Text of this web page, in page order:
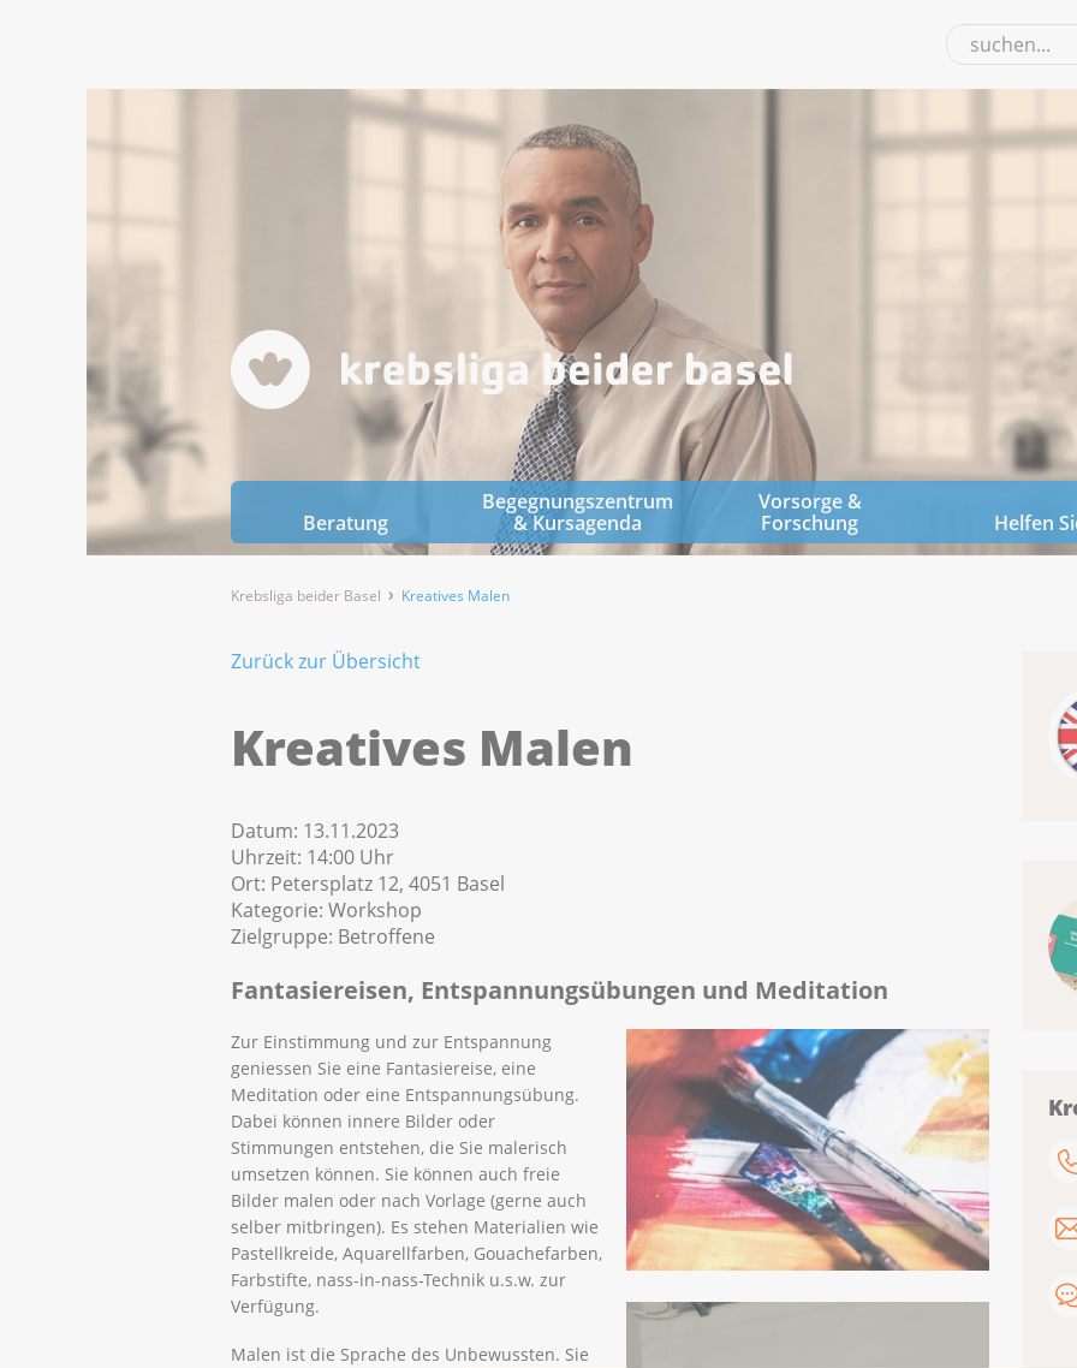
Beratung
Begegnungszentrum
& Kursagenda
Vorsorge &
Forschung
Helfen
Krebsliga beider Basel Kreatives Malen
Zurück zur Übersicht
Kreatives Malen
Datum: 13.11.2023
Uhrzeit: 14:00 Uhr
Ort: Petersplatz 12, 4051 Basel
Kategorie: Workshop
Zielgruppe: Betroffene
Fantasiereisen, Entspannungsübungen und Meditation
Zur Einstimmung und zur Entspannung
geniessen Sie eine Fantasiereise, eine
Meditation oder eine Entspannungsübung.
Dabei können innere Bilder oder
Stimmungen entstehen, die Sie malerisch
umsetzen können. Sie können auch freie
Bilder malen oder nach Vorlage (gerne auch
selber mitbringen). Es stehen Materialien wie
Pastellkreide, Aquarellfarben, Gouachefarben,
Farbstifte, nass-in-nass-Technik u.s.w. zur
Verfügung.
Malen ist die Sprache des Unbewussten. Sie